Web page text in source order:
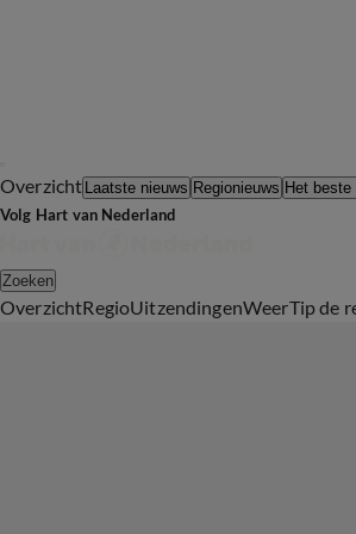
Overzicht Laatste nieuws Regionieuws Het
Volg Hart van Nederland
Zoeken
OverzichtRegioUitzendingenWeerTip de